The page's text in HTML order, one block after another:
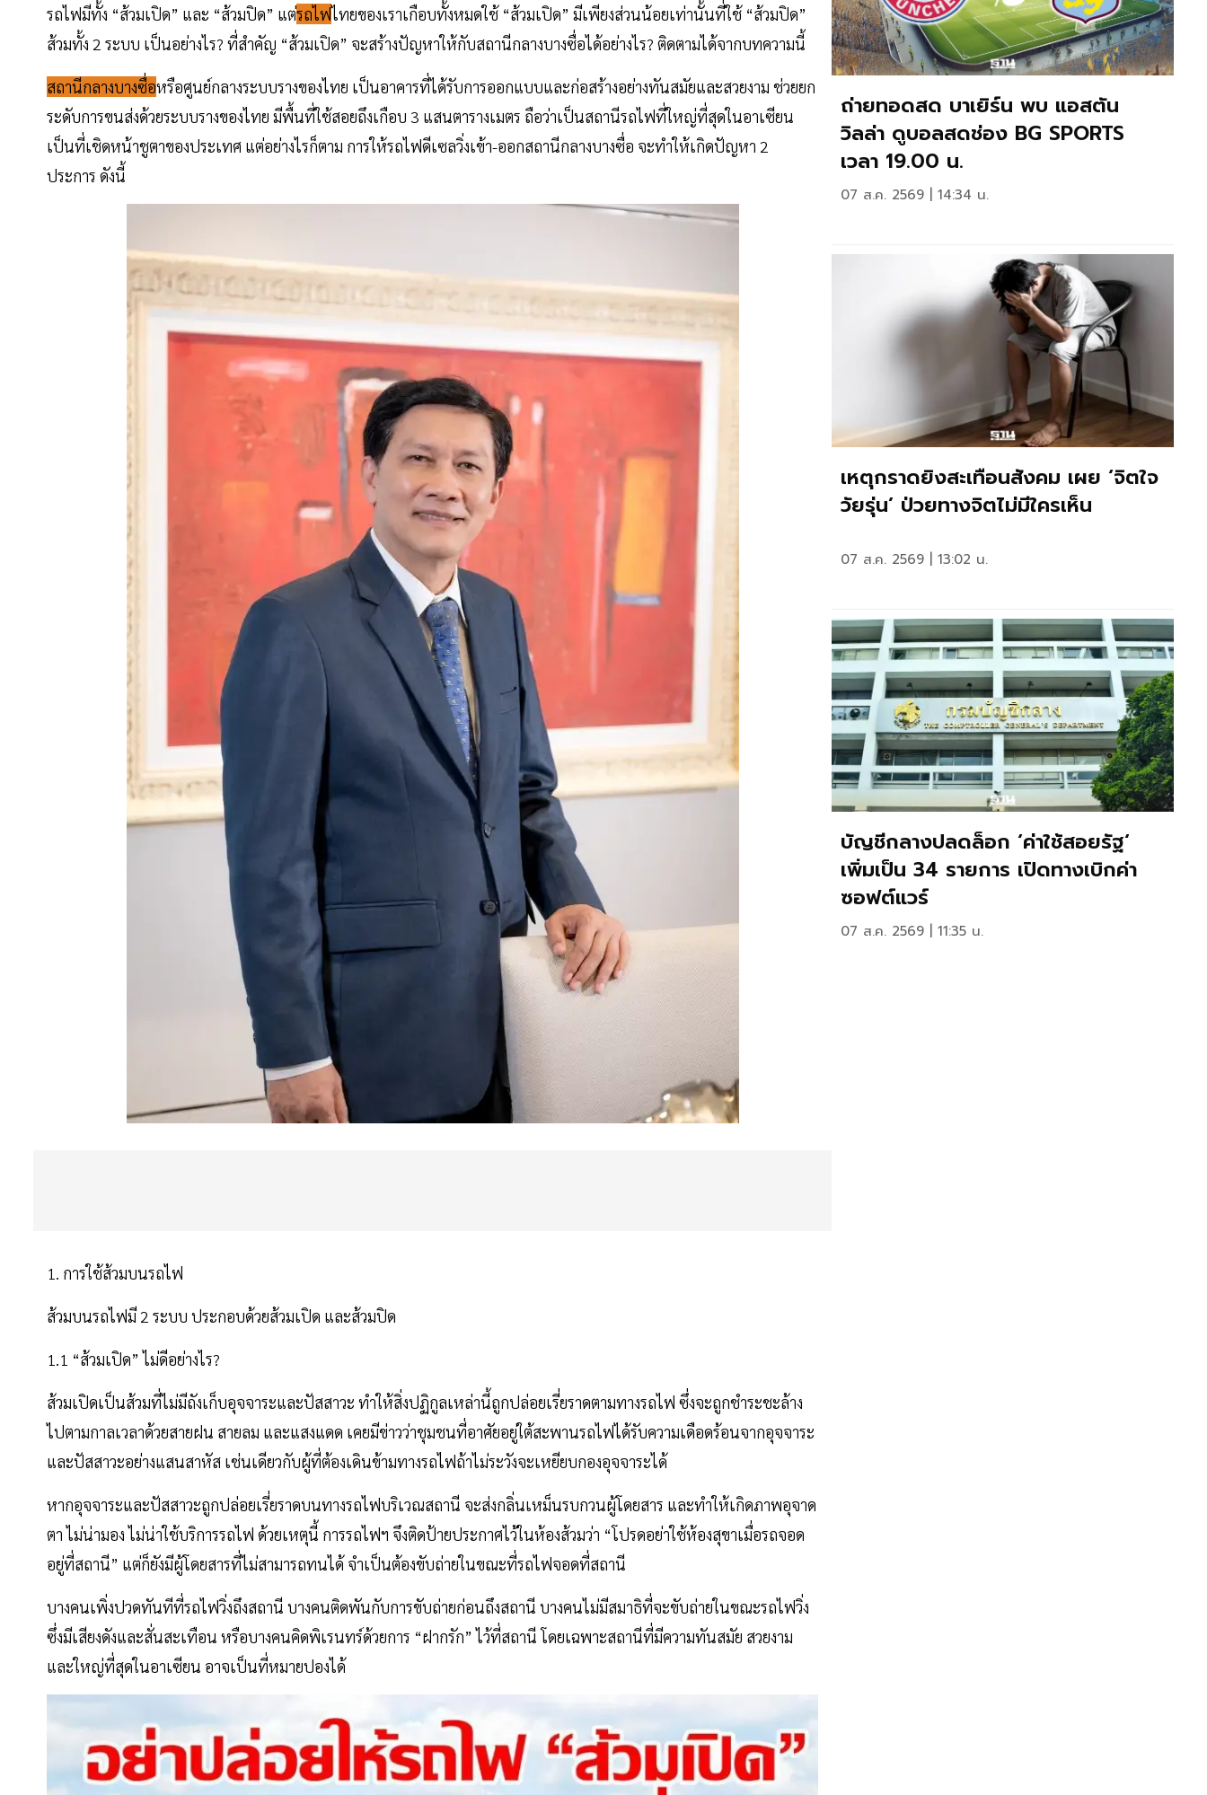
รถไฟมีทั้ง “ส้วมเปิด” และ “ส้วมปิด” แต่รถไฟไทยของเราเกือบทั้งหมดใช้ “ส้วมเปิด” มีเพียงส่วนน้อยเท่านั้นที่ใช้ “ส้วมปิด”
ส้วมทั้ง 2 ระบบ เป็นอย่างไร? ที่สำคัญ “ส้วมเปิด” จะสร้างปัญหาให้กับสถานีกลางบางซื่อได้อย่างไร? ติดตามได้จากบทความนี้
สถานีกลางบางซื่อหรือศูนย์กลางระบบรางของไทย เป็นอาคารที่ได้รับการออกแบบและก่อสร้างอย่างทันสมัยและสวยงาม ช่วยยก
ระดับการขนส่งด้วยระบบรางของไทย มีพื้นที่ใช้สอยถึงเกือบ 3 แสนตารางเมตร ถือว่าเป็นสถานีรถไฟที่ใหญ่ที่สุดในอาเซียน
เป็นที่เชิดหน้าชูตาของประเทศ แต่อย่างไรก็ตาม การให้รถไฟดีเซลวิ่งเข้า-ออกสถานีกลางบางซื่อ จะทำให้เกิดปัญหา 2
ประการ ดังนี้
1. การใช้ส้วมบนรถไฟ
ส้วมบนรถไฟมี 2 ระบบ ประกอบด้วยส้วมเปิด และส้วมปิด
1.1 “ส้วมเปิด” ไม่ดีอย่างไร?
ส้วมเปิดเป็นส้วมที่ไม่มีถังเก็บอุจจาระและปัสสาวะ ทำให้สิ่งปฏิกูลเหล่านี้ถูกปล่อยเรี่ยราดตามทางรถไฟ ซึ่งจะถูกชำระชะล้าง
ไปตามกาลเวลาด้วยสายฝน สายลม และแสงแดด เคยมีข่าวว่าชุมชนที่อาศัยอยู่ใต้สะพานรถไฟได้รับความเดือดร้อนจากอุจจาระ
และปัสสาวะอย่างแสนสาหัส เช่นเดียวกับผู้ที่ต้องเดินข้ามทางรถไฟถ้าไม่ระวังจะเหยียบกองอุจจาระได้
หากอุจจาระและปัสสาวะถูกปล่อยเรี่ยราดบนทางรถไฟบริเวณสถานี จะส่งกลิ่นเหม็นรบกวนผู้โดยสาร และทำให้เกิดภาพอุจาด
ตา ไม่น่ามอง ไม่น่าใช้บริการรถไฟ ด้วยเหตุนี้ การรถไฟฯ จึงติดป้ายประกาศไว้ในห้องส้วมว่า “โปรดอย่าใช้ห้องสุขาเมื่อรถจอด
อยู่ที่สถานี” แต่ก็ยังมีผู้โดยสารที่ไม่สามารถทนได้ จำเป็นต้องขับถ่ายในขณะที่รถไฟจอดที่สถานี
บางคนเพิ่งปวดทันทีที่รถไฟวิ่งถึงสถานี บางคนติดพันกับการขับถ่ายก่อนถึงสถานี บางคนไม่มีสมาธิที่จะขับถ่ายในขณะรถไฟวิ่ง
ซึ่งมีเสียงดังและสั่นสะเทือน หรือบางคนคิดพิเรนทร์ด้วยการ “ฝากรัก” ไว้ที่สถานี โดยเฉพาะสถานีที่มีความทันสมัย สวยงาม
และใหญ่ที่สุดในอาเซียน อาจเป็นที่หมายปองได้
ถ่ายทอดสด บาเยิร์น พบ แอสตัน
วิลล่า ดูบอลสดช่อง BG SPORTS
เวลา 19.00 น.
07 ส.ค. 2569 | 14:34 น.
เหตุกราดยิงสะเทือนสังคม เผย ‘จิตใจ
วัยรุ่น’ ป่วยทางจิตไม่มีใครเห็น
07 ส.ค. 2569 | 13:02 น.
บัญชีกลางปลดล็อก ‘ค่าใช้สอยรัฐ‘
เพิ่มเป็น 34 รายการ เปิดทางเบิกค่า
ซอฟต์แวร์
07 ส.ค. 2569 | 11:35 น.